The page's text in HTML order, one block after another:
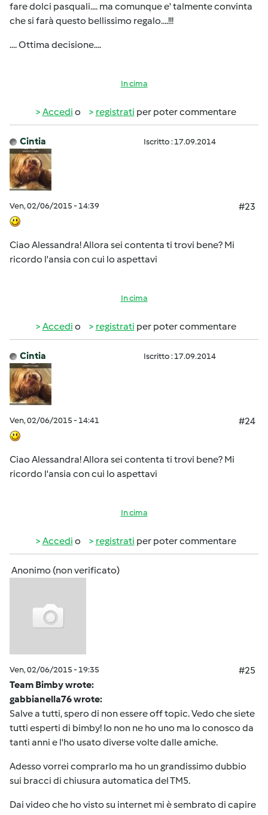
fare dolci pasquali.... ma comunque e' talmente convinta
che si farà questo bellissimo regalo....!!!
.... Ottima decisione....
In cima
Accedi o registrati per poter commentare
Cintia Iscritto : 17.09.2014
Ven, 02/06/2015 - 14:39 #23
Ciao Alessandra! Allora sei contenta ti trovi bene? Mi
ricordo l'ansia con cui lo aspettavi
In cima
Accedi o registrati per poter commentare
Cintia Iscritto : 17.09.2014
Ven, 02/06/2015 - 14:41 #24
Ciao Alessandra! Allora sei contenta ti trovi bene? Mi
ricordo l'ansia con cui lo aspettavi
In cima
Accedi o registrati per poter commentare
Anonimo (non verificato)
Ven, 02/06/2015 - 19:35
#25
Team Bimby wrote:
gabbianella76 wrote:
Salve a tutti, spero di non essere off topic. Vedo che siete
tutti esperti di bimby! Io non ne ho uno ma lo conosco da
tanti anni e l'ho usato diverse volte dalle amiche.
Adesso vorrei comprarlo ma ho un grandissimo dubbio
sui bracci di chiusura automatica del TM5.
Dai video che ho visto su internet mi è sembrato di capire